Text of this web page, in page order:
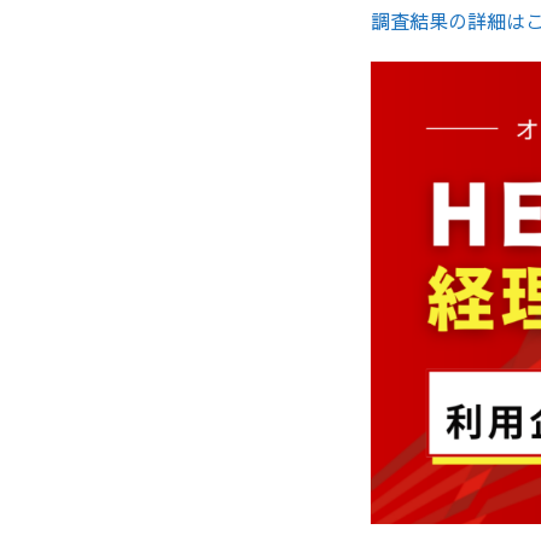
調査結果の詳細は